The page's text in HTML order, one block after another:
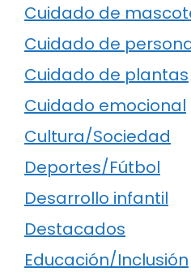
Cuidado de
Cuidado de
Cuidado de plantas
Cuidado emocional
Cultura/Sociedad
Deportes/Fútbol
Desarrollo infantil
Destacados
Educación/Inclusión